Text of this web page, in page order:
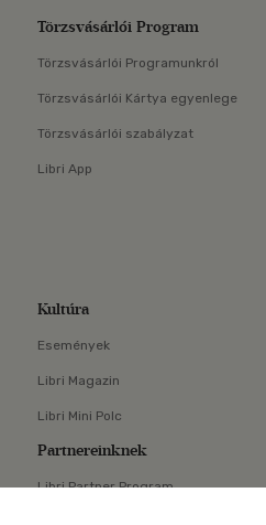
×
Törzsvásárlói Program
Törzsvásárlói Programunkról
Törzsvásárlói Kártya egyenlege
Törzsvásárlói szabályzat
Libri App
Kultúra
Események
Libri Magazin
Libri Mini Polc
Partnereinknek
Libri Partner Program